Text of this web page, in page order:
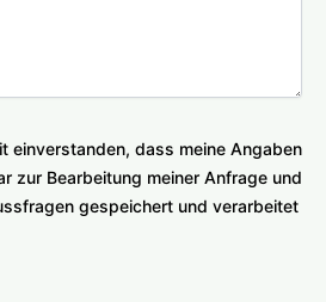
einverstanden, dass meine Angaben
zur Bearbeitung meiner Anfrage und
gespeichert und verarbeitet